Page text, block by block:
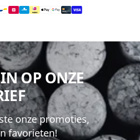
OP ONZE
onze promoties,
favorieten!